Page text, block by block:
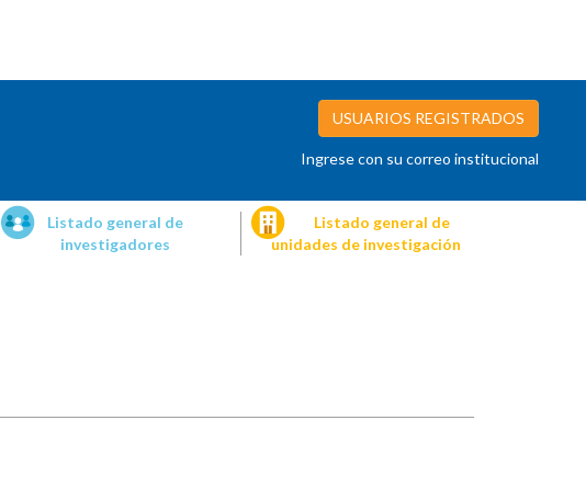
USUARIOS REGISTRADOS
Ingrese con su correo institucional
Listado general de
investigadores
Listado general de
unidades de investigación